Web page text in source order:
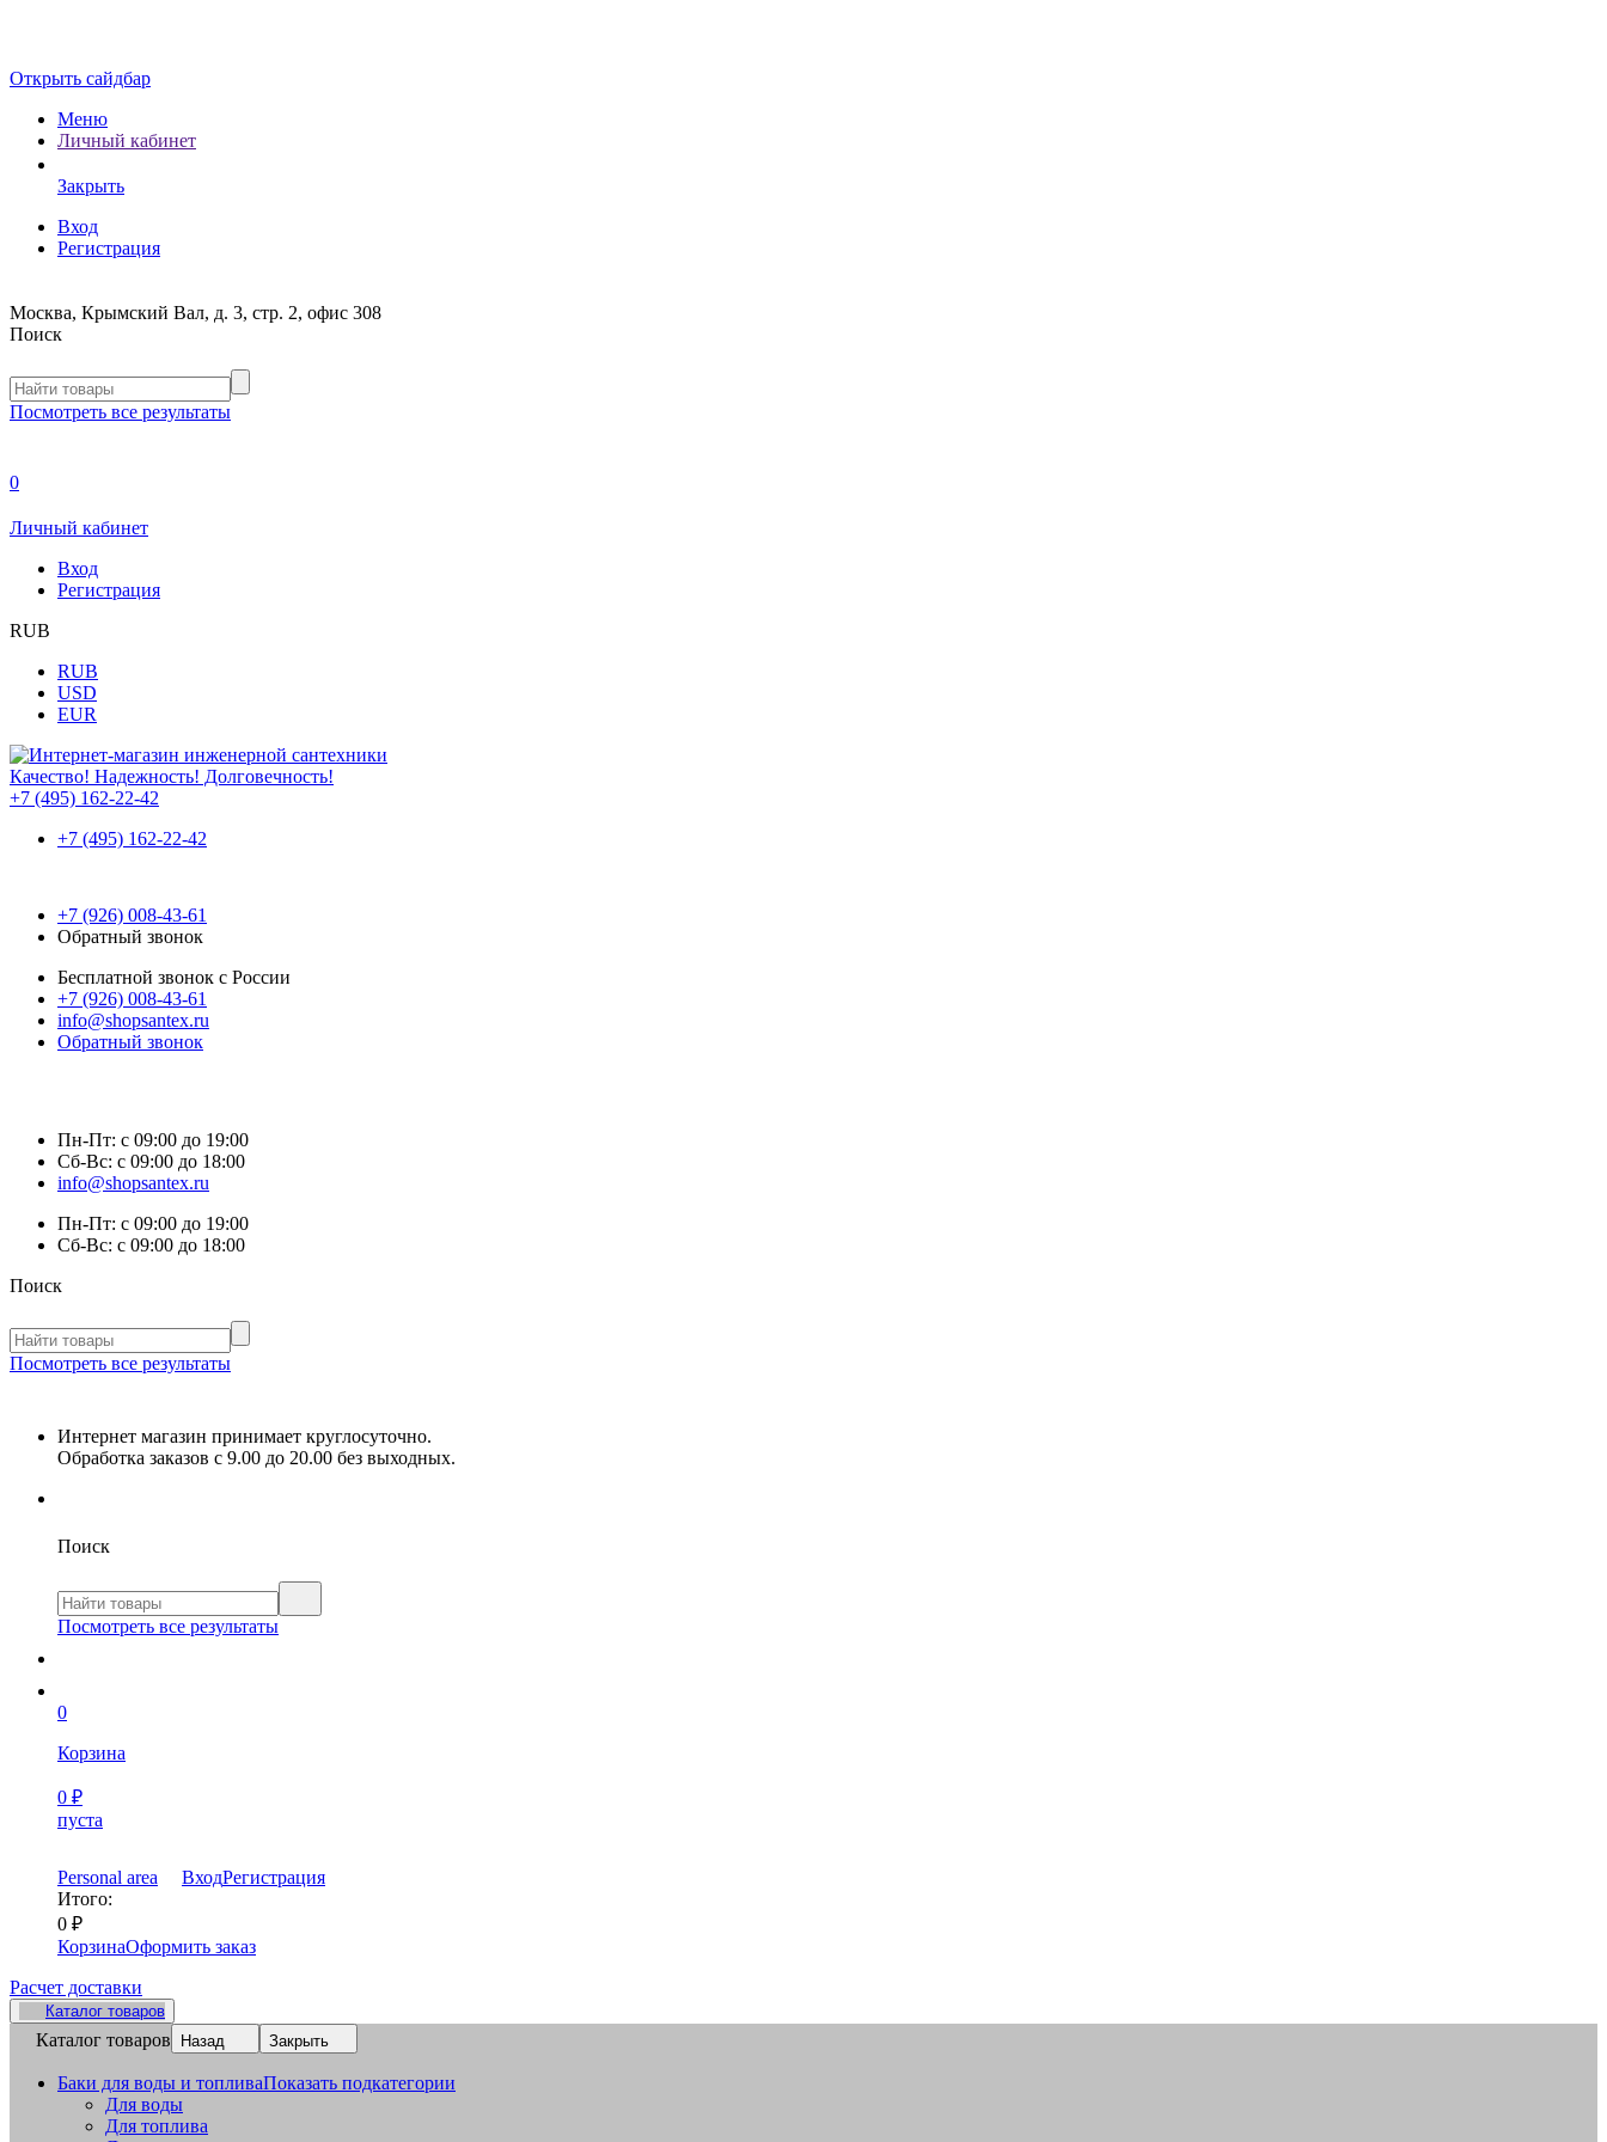
Открыть сайдбар
Меню
Личный кабинет
Закрыть
Вход
Регистрация
Москва, Крымский Вал, д. 3, стр. 2, офис 308
Поиск
Посмотреть все результаты
0
Личный кабинет
Вход
Регистрация
RUB
RUB
USD
EUR
Качество! Надежность! Долговечность!
+7 (495) 162-22-42
+7 (495) 162-22-42
+7 (926) 008-43-61
Обратный звонок
Бесплатной звонок с России
+7 (926) 008-43-61
info@shopsantex.ru
Обратный звонок
Пн-Пт: с 09:00 до 19:00
Сб-Вс: с 09:00 до 18:00
info@shopsantex.ru
Пн-Пт: с 09:00 до 19:00
Сб-Вс: с 09:00 до 18:00
Поиск
Посмотреть все результаты
Интернет магазин принимает круглосуточно.
Обработка заказов с 9.00 до 20.00 без выходных.
Поиск
Посмотреть все результаты
0
Корзина
0 ₽
пуста
Personal area ВходРегистрация
Итого:
0 ₽
КорзинаОформить заказ
Расчет доставки
Каталог товаров
Каталог товаров Назад Закрыть
Баки для воды и топливаПоказать подкатегории
Для воды
Для топлива